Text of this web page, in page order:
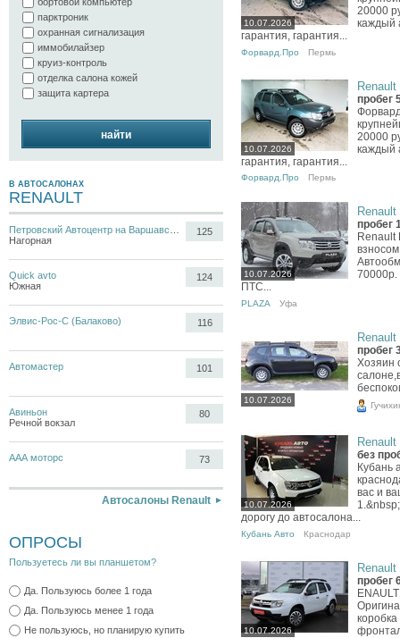
парктроник
охранная сигнализация
иммобилайзер
круиз-контроль
отделка салона кожей
защита картера
найти
В АВТОСАЛОНАХ
RENAULT
Нагорная
125
Quick avto
Южная
124
Элвис-Рос-С (Балаково) 116
Автомастер 101
Авиньон
Речной вокзал
80
ААА моторс 73
Автосалоны Renault
ОПРОСЫ
Пользуетесь ли вы планшетом?
Да. Пользуюсь более 1 года
Да. Пользуюсь менее 1 года
Не пользуюсь, но планирую купить
10.07.2026
20000
каждый
гарантия, гарантия...
Форвард.Про Пермь
10.07.2026
Renault
пробег
20000
каждый
гарантия, гарантия...
Форвард.Про Пермь
10.07.2026
Renault
пробег
Renault
70000р.
ПТС...
PLAZA Уфа
10.07.2026
Renault
пробег
Хозяин
10.07.2026
Renault
без
Кубань
вас и
дорогу до автосалона...
Кубань Авто Краснодар
10.07.2026
Renault
пробег